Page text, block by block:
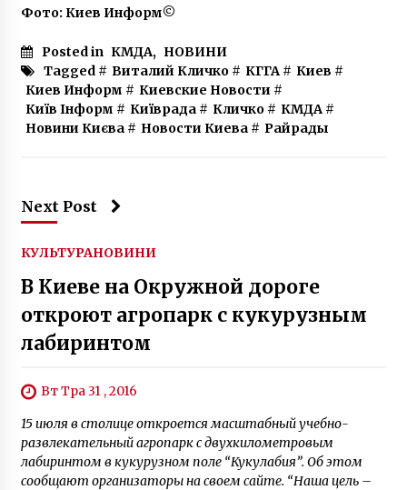
прийом посилок на новорічні свята
8 років ago
«Турбота» про киян: сьогодні у годин пік
скасовано дев’ять рейсів міської електрички
Фото: Киев Информ©
Posted in КМДА, НОВИНИ
Tagged # Виталий Кличко# КГГА# Киев #
Киев Информ # Киевские Новости #
Київ Інформ # Київрада# Кличко# КМДА#
Новини Києва# Новости Киева# Райрады
Next Post
КУЛЬТУРАНОВИНИ
В Киеве на Окружной дороге
откроют агропарк с кукурузным
лабиринтом
Вт Тра 31 , 2016
15 июля в столице откроется масштабный учебно-
развлекательный агропарк с двухкилометровым
лабиринтом в кукурузном поле “Кукулабия”. Об этом
сообщают организаторы на своем сайте. “Наша цель –